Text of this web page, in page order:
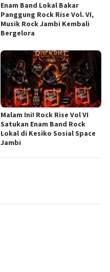
Enam Band Lokal Bakar
Panggung Rock Rise Vol. VI,
Musik Rock Jambi Kembali
Bergelora
Malam Ini! Rock Rise Vol VI
Satukan Enam Band Rock
Lokal di Kesiko Sosial Space
Jambi